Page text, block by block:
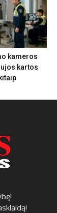
kameros
kartos